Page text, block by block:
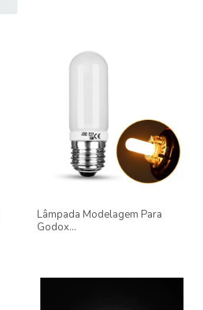
Lâmpada Modelagem Para
Godox